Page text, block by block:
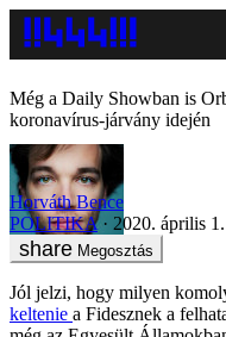
Még a Daily Showban is
koronavírus-járvány idején
Horváth Bence
POLITIKA
2020. április
Megosztás
Jól jelzi, hogy milyen
keltenie a Fidesznek a